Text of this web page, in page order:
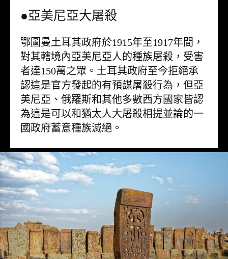
●亞美尼亞大屠殺
鄂圖曼土耳其政府於1915年至1917年間，
對其轄境內亞美尼亞人的種族屠殺，受害
者達150萬之眾。土耳其政府至今拒絕承
認這是官方發起的有預謀屠殺行為，但亞
美尼亞、俄羅斯和其他多數西方國家皆認
為這是可以和猶太人大屠殺相提並論的一
國政府蓄意種族滅絕。